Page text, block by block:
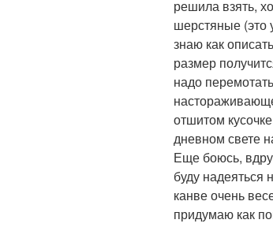
решила взять,
шерстяные (это
знаю как
размер
надо
отшитом
дневном свете
Еще боюсь,
буду надеяться
канве очень
придумаю как